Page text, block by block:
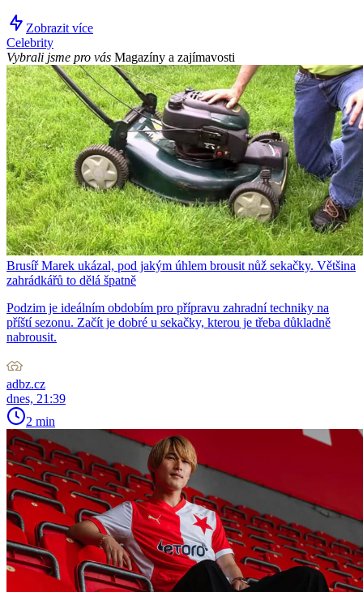
Zobrazit více
Celebrity
Vybrali jsme pro vás Magazíny a zajímavosti
Brusíř Marek ukázal, pod jakým úhlem brousit nůž sekačky. Většina
zahrádkářů to dělá špatně
Podzim je ideálním obdobím pro přípravu zahradní techniky na
příští sezonu. Začít je dobré u sekačky, kterou je třeba důkladně
nabrousit.
adbz.cz
dnes, 21:39
2 min